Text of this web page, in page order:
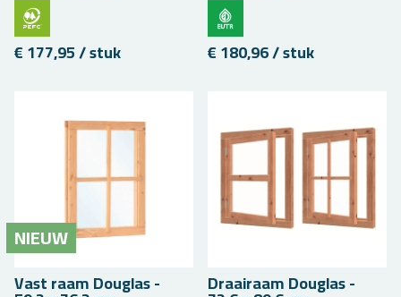
€ 177,95 / stuk € 180,96 / stuk
NIEUW
Vast raam Dou­g­las - Draai­raam Dou­g­las -